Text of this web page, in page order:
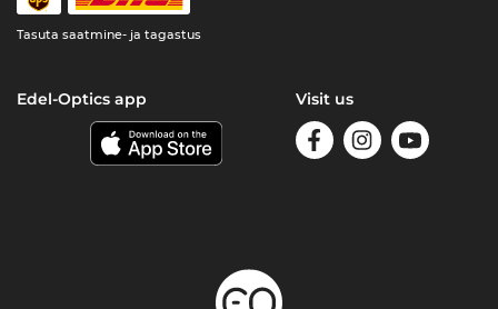
Tasuta saatmine- ja tagastus
Edel-Optics app Visit us